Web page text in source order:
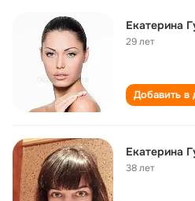
Екатерина
29 лет
Добавить в
Екатерина
38 лет